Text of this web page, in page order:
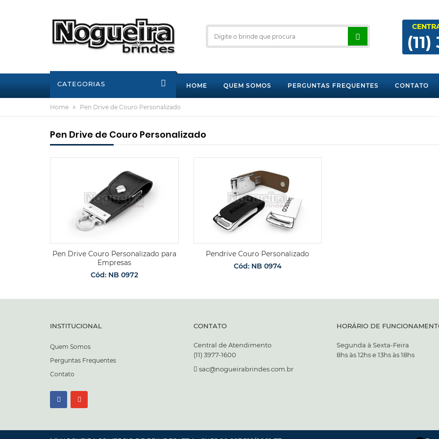
CATEGORIAS HOME QUEM SOMOS PERGUNTAS FREQUENTES CONTATO
Home » Pen Drive de Couro Personalizado
Pen Drive de Couro Personalizado
Pen Drive Couro Personalizado para
Empresas
Cód: NB 0972
Pendrive Couro Personalizado
Cód: NB 0974
INSTITUCIONAL
Quem Somos
Perguntas Frequentes
Contato
CONTATO
Central de Atendimento
(11) 3977-1600
sac@nogueirabrindes.com.br
HORÁRIO DE
Segunda à Sexta-Feira
8hs às 12hs e 13hs às 18hs